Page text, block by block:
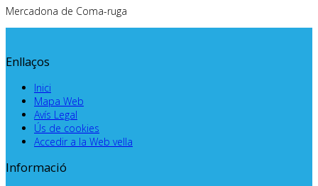
Mercadona de Coma-ruga
Enllaços
Inici
Mapa Web
Avís Legal
Ús de cookies
Accedir a la Web vella
Informació